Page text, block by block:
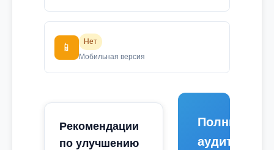
📱
Нет
Мобильная версия
Рекомендации
по улучшению
Полный
аудит